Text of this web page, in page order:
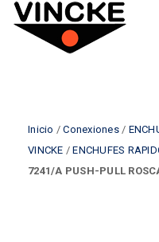
Inicio /Conexiones/
VINCKE /ENCHUFES
7241/A PUSH-PULL